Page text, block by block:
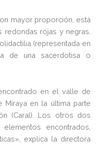
mayor proporción, está
rojas y negras.
(representada en
de una sacerdotisa o
en el valle de
en la última parte
(Caral). Los otros dos
encontrados,
explica la directora